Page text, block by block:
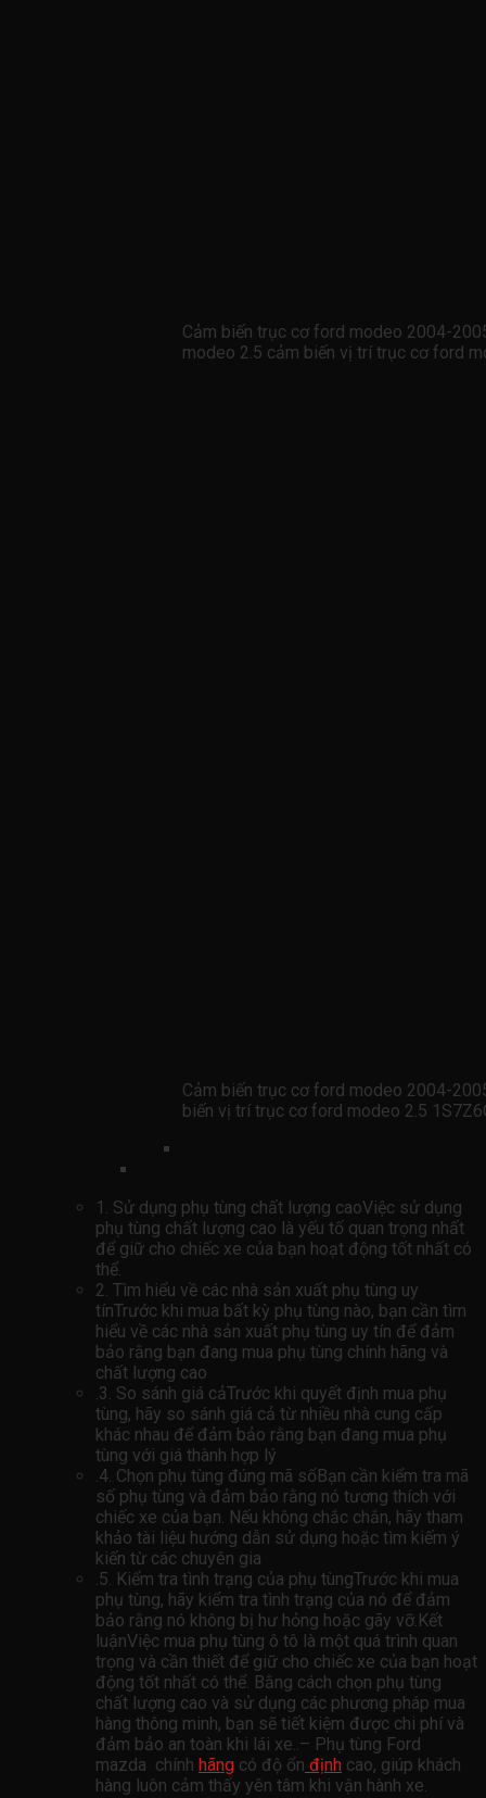
Cảm biến trục cơ ford modeo 2004-
modeo 2.5 cảm biến vị trí trục cơ ford
Cảm biến trục cơ ford modeo 2004-
biến vị trí trục cơ ford modeo 2.5
1. Sử dụng phụ tùng chất lượng caoViệc sử dụng
phụ tùng chất lượng cao là yếu tố quan trọng nhất
để giữ cho chiếc xe của bạn hoạt động tốt nhất có
thể.
2. Tìm hiểu về các nhà sản xuất phụ tùng uy
tínTrước khi mua bất kỳ phụ tùng nào, bạn cần tìm
hiểu về các nhà sản xuất phụ tùng uy tín để đảm
bảo rằng bạn đang mua phụ tùng chính hãng và
chất lượng cao
.3. So sánh giá cảTrước khi quyết định mua phụ
tùng, hãy so sánh giá cả từ nhiều nhà cung cấp
khác nhau để đảm bảo rằng bạn đang mua phụ
tùng với giá thành hợp lý
.4. Chọn phụ tùng đúng mã sốBạn cần kiểm tra mã
số phụ tùng và đảm bảo rằng nó tương thích với
chiếc xe của bạn. Nếu không chắc chắn, hãy tham
khảo tài liệu hướng dẫn sử dụng hoặc tìm kiếm ý
kiến ​​từ các chuyên gia
.5. Kiểm tra tình trạng của phụ tùngTrước khi mua
phụ tùng, hãy kiểm tra tình trạng của nó để đảm
bảo rằng nó không bị hư hỏng hoặc gãy vỡ.Kết
luậnViệc mua phụ tùng ô tô là một quá trình quan
trọng và cần thiết để giữ cho chiếc xe của bạn hoạt
động tốt nhất có thể. Bằng cách chọn phụ tùng
chất lượng cao và sử dụng các phương pháp mua
hàng thông minh, bạn sẽ tiết kiệm được chi phí và
đảm bảo an toàn khi lái xe..– Phụ tùng Ford
mazda chính hãng có độ ổn định cao, giúp khách
hàng luôn cảm thấy yên tâm khi vận hành xe.